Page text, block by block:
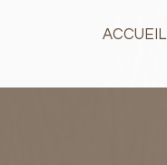
ACCUEIL